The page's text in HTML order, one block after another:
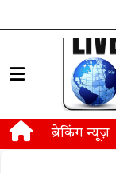
ब्रेकिंग न्यूज़